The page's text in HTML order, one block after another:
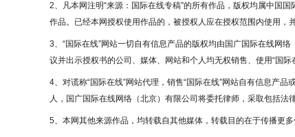
2、凡本网注明“来源：国际在线专稿”的所有作品，版权均属中国
作品。已经本网授权使用作品的，被授权人应在授权范围内使用，
3、“国际在线”网站一切自有信息产品的版权均由国广国际在线网
议并出示授权书的公司、媒体、网站和个人均无权销售、使用“国际
4、对谎称“国际在线”网站代理，销售“国际在线”网站自有信息产
人，国广国际在线网络（北京）有限公司将委托律师，采取包括法
5、本网其他来源作品，均转载自其他媒体，转载目的在于传播更